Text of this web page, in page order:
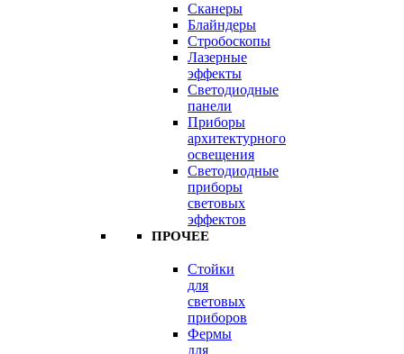
Сканеры
Блайндеры
Стробоскопы
Лазерные
эффекты
Светодиодные
панели
Приборы
архитектурного
освещения
Светодиодные
приборы
световых
эффектов
ПРОЧЕЕ
Стойки
для
световых
приборов
Фермы
для